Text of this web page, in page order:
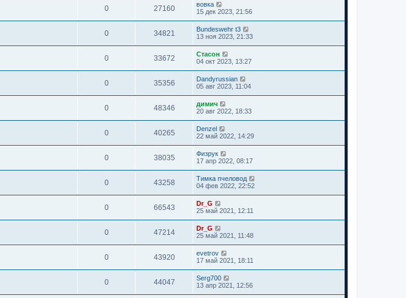
0 27160
вовка
15 дек 2023, 21:56
0 34821
Bundeswehr t3
13 ноя 2023, 21:33
0 33672
Стасон
04 окт 2023, 13:27
0 35356
Dandyrussian
05 авг 2023, 11:04
0 48346
димич
20 авг 2022, 18:33
0 40265
Denzel
22 май 2022, 14:29
0 38035
Физрук
17 апр 2022, 08:17
0 43258
Тимка пчеловод
04 фев 2022, 22:52
0 66543
Dr_G
25 май 2021, 12:11
0 47214
Dr_G
25 май 2021, 11:48
0 43920
evetrov
17 май 2021, 18:11
0 44047
Serg700
13 апр 2021, 12:56